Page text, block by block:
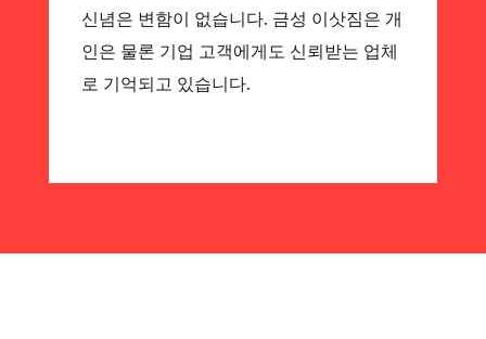
신념은 변함이 없습니다. 금성 이삿짐은 개
인은 물론 기업 고객에게도 신뢰받는 업체
로 기억되고 있습니다.